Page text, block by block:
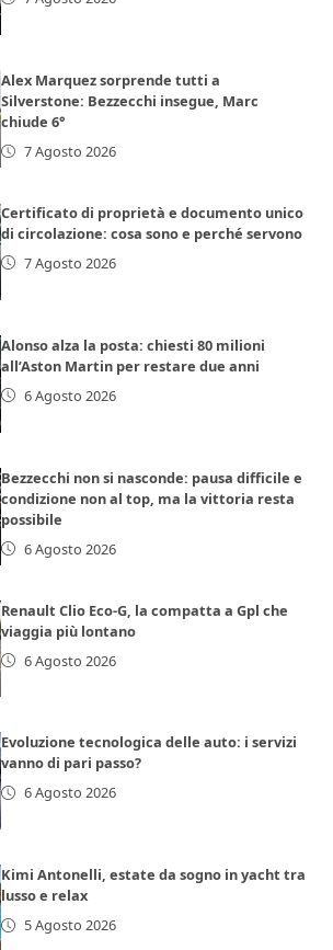
Alex Marquez sorprende tutti a
Silverstone: Bezzecchi insegue, Marc
chiude 6°
7 Agosto 2026
Certificato di proprietà e documento unico
di circolazione: cosa sono e perché servono
7 Agosto 2026
Alonso alza la posta: chiesti 80 milioni
all’Aston Martin per restare due anni
6 Agosto 2026
Bezzecchi non si nasconde: pausa difficile e
condizione non al top, ma la vittoria resta
possibile
6 Agosto 2026
Renault Clio Eco-G, la compatta a Gpl che
viaggia più lontano
6 Agosto 2026
Evoluzione tecnologica delle auto: i servizi
vanno di pari passo?
6 Agosto 2026
Kimi Antonelli, estate da sogno in yacht tra
lusso e relax
5 Agosto 2026